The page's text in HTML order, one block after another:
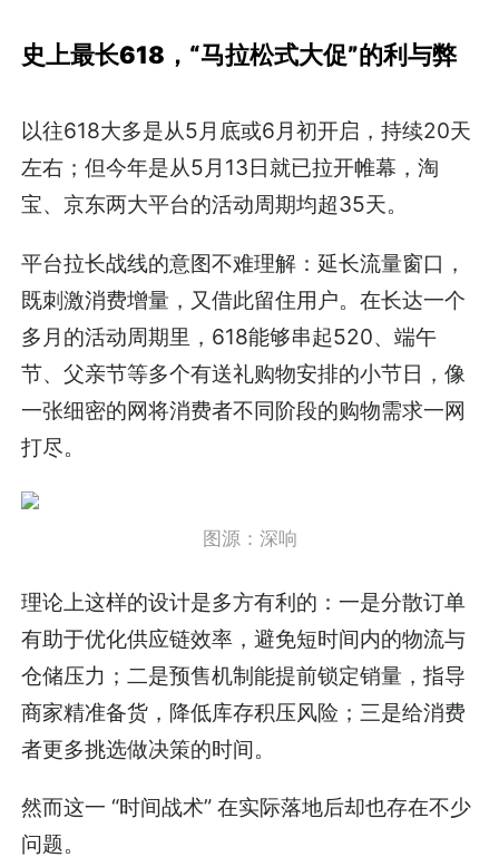
史上最长618，“马拉松式大促”的利与弊
以往618大多是从5月底或6月初开启，持续20天
左右；但今年是从5月13日就已拉开帷幕，淘
宝、京东两大平台的活动周期均超35天。
平台拉长战线的意图不难理解：延长流量窗口，
既刺激消费增量，又借此留住用户。在长达一个
多月的活动周期里，618能够串起520、端午
节、父亲节等多个有送礼购物安排的小节日，像
一张细密的网将消费者不同阶段的购物需求一网
打尽。
图源：深响
理论上这样的设计是多方有利的：一是分散订单
有助于优化供应链效率，避免短时间内的物流与
仓储压力；二是预售机制能提前锁定销量，指导
商家精准备货，降低库存积压风险；三是给消费
者更多挑选做决策的时间。
然而这一 “时间战术” 在实际落地后却也存在不少
问题。